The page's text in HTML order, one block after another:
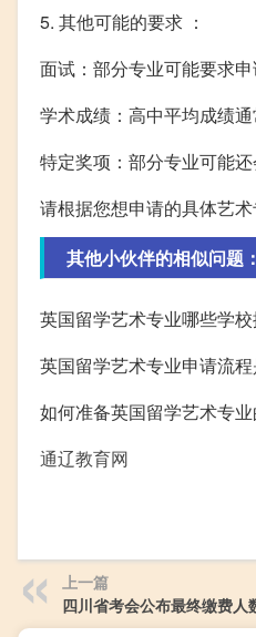
5. 其他可能的要求 ：
面试：部分专业可能要求申
学术成绩：高中平均成绩通
特定奖项：部分专业可能还
请根据您想申请的具体艺
其他小伙伴的相似问题：
英国留学艺术专业哪些学校
英国留学艺术专业申请流程
如何准备英国留学艺术专
通辽教育网
上一篇
四川省考会公布最终缴费人